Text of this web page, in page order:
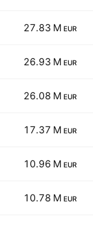
27.83 M EUR
26.93 M EUR
26.08 M EUR
17.37 M EUR
10.96 M EUR
10.78 M EUR